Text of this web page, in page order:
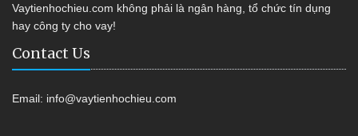
Vaytienhochieu.com không phải là ngân hàng, tổ chức tín dụng
hay công ty cho vay!
Contact Us
Email: info@vaytienhochieu.com